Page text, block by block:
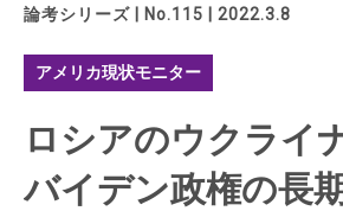
論考シリーズ | No.115 | 2022.3.8
アメリカ現状モニター
ロシアのウクライ
バイデン政権の長